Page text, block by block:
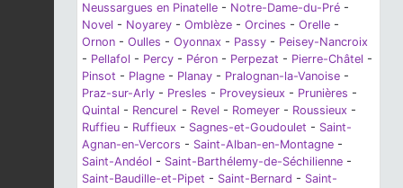
Neussargues en Pinatelle - Notre-Dame-du-Pré -
Novel - Noyarey - Omblèze - Orcines - Orelle -
Ornon - Oulles - Oyonnax - Passy - Peisey-Nancroix
- Pellafol - Percy - Péron - Perpezat - Pierre-Châtel -
Pinsot - Plagne - Planay - Pralognan-la-Vanoise -
Praz-sur-Arly - Presles - Proveysieux - Prunières -
Quintal - Rencurel - Revel - Romeyer - Roussieux -
Ruffieu - Ruffieux - Sagnes-et-Goudoulet - Saint-
Agnan-en-Vercors - Saint-Alban-en-Montagne -
Saint-Andéol - Saint-Barthélemy-de-Séchilienne -
Saint-Baudille-et-Pipet - Saint-Bernard - Saint-